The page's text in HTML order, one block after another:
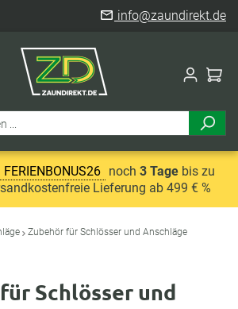
info@zaundirekt.de
FERIENBONUS26 noch 3 Tage bis zu
Lieferung ab 499 € %
Zubehör für Schlösser und Anschläge
Schlösser und